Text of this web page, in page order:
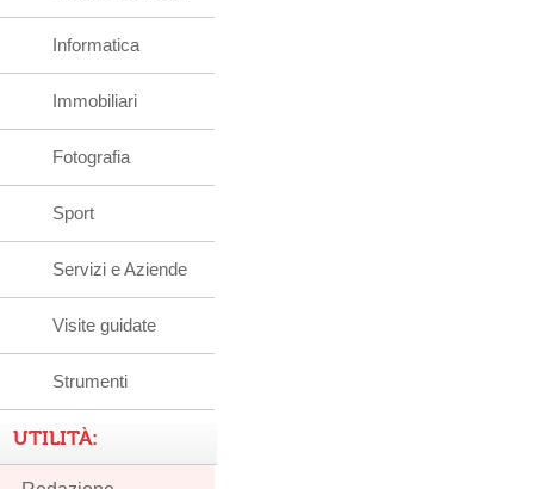
Informatica
Immobiliari
Fotografia
Sport
Servizi e Aziende
Visite guidate
Strumenti
UTILITÀ: